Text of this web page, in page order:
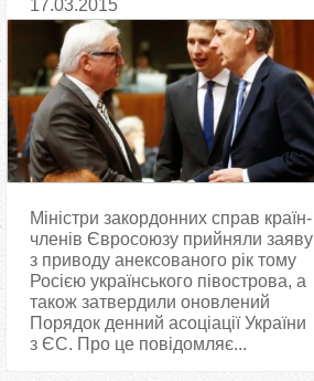
17.03.2015
Міністри закордонних справ країн-
членів Євросоюзу прийняли заяву
з приводу анексованого рік тому
Росією українського півострова, а
також затвердили оновлений
Порядок денний асоціації України
з ЄС. Про це повідомляє...